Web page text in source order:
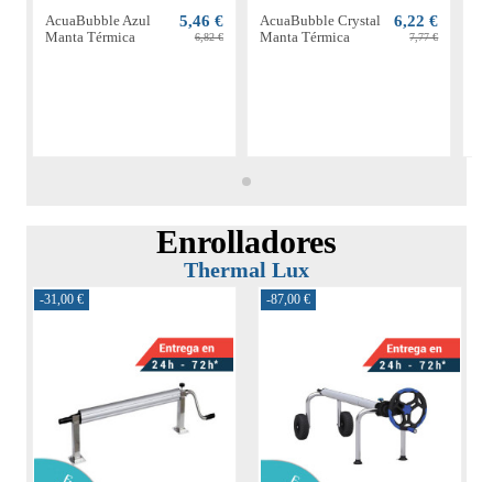
AcuaBubble Azul
Manta Térmica
5,46 €
6,82 €
AcuaBubble Crystal
Manta Térmica
6,22 €
7,77 €
Enrolladores
Thermal Lux
-31,00 € -87,00 €